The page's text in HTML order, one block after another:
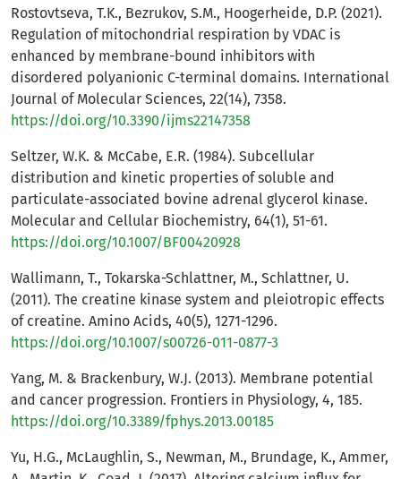
Rostovtseva, T.K., Bezrukov, S.M., Hoogerheide, D.P. (2021).
Regulation of mitochondrial respiration by VDAC is
enhanced by membrane-bound inhibitors with
disordered polyanionic C-terminal domains. International
Journal of Molecular Sciences, 22(14), 7358.
https://doi.org/10.3390/ijms22147358
Seltzer, W.K. & McCabe, E.R. (1984). Subcellular
distribution and kinetic properties of soluble and
particulate-associated bovine adrenal glycerol kinase.
Molecular and Cellular Biochemistry, 64(1), 51-61.
https://doi.org/10.1007/BF00420928
Wallimann, T., Tokarska-Schlattner, M., Schlattner, U.
(2011). The creatine kinase system and pleiotropic effects
of creatine. Amino Acids, 40(5), 1271-1296.
https://doi.org/10.1007/s00726-011-0877-3
Yang, M. & Brackenbury, W.J. (2013). Membrane potential
and cancer progression. Frontiers in Physiology, 4, 185.
https://doi.org/10.3389/fphys.2013.00185
Yu, H.G., McLaughlin, S., Newman, M., Brundage, K., Ammer,